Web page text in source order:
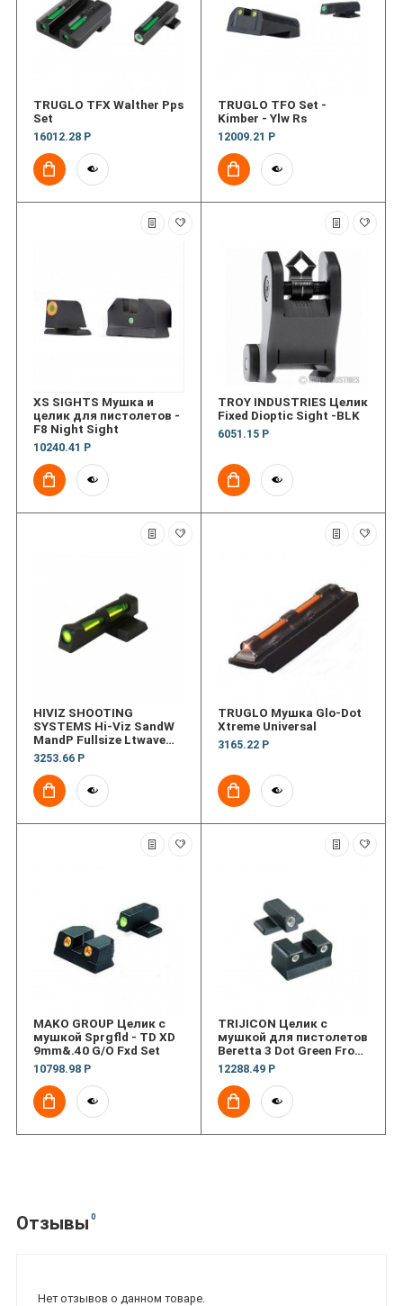
TRUGLO TFX Walther Pps
Set
16012.28 Р
TRUGLO TFO Set -
Kimber - Ylw Rs
12009.21 Р
XS SIGHTS Мушка и
целик для пистолетов -
F8 Night Sight
10240.41 Р
TROY INDUSTRIES Целик
Fixed Dioptic Sight -BLK
6051.15 Р
HIVIZ SHOOTING
SYSTEMS Hi-Viz SandW
MandP Fullsize Ltwave
Interchangeable Frnt
Sght
3253.66 Р
TRUGLO Мушка Glo-Dot
Xtreme Universal
3165.22 Р
MAKO GROUP Целик с
мушкой Sprgfld - TD XD
9mm&.40 G/O Fxd Set
10798.98 Р
TRIJICON Целик с
мушкой для пистолетов
Beretta 3 Dot Green Front
& Green Rear Night Sight
12288.49 Р
Отзывы 0
Нет отзывов о данном товаре.